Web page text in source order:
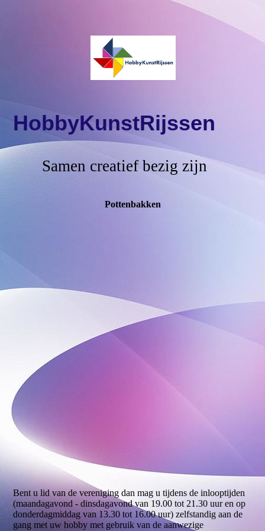
HobbyKunstRijssen
Samen creatief bezig zijn
Pottenbakken
pottenbak
Bent u lid van de vereniging dan mag u tijdens de inlooptijden
(maandagavond - dinsdagavond van 19.00 tot 21.30 uur en op
donderdagmiddag van 13.30 tot 16.00 uur) zelfstandig aan de
gang met uw hobby met gebruik van de aanwezige